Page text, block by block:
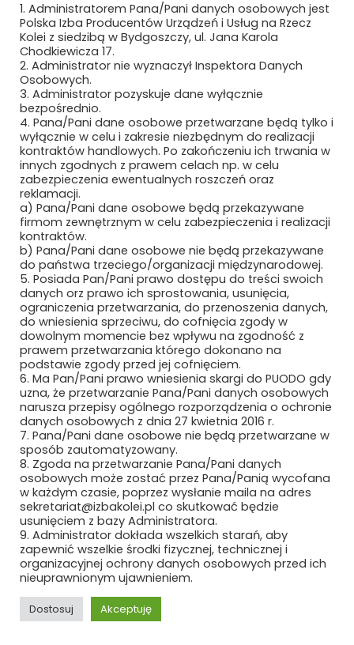
MAFELEC TEAM POLSKA SP. Z O.O.
MAK UBEZPIECZENIA SP. Z O.O.
MAŁE ŻURAWIE
MANKIEWICZ LAKIERY PRZEMYSŁOWE SP.
Z O.O. I S.K.
MASCORT USZCZELNIENIA
MAXIMUS PIOTR MAKSYMÓW
MAXTO TECHNOLOGY SPÓŁKA Z O.O.
MCMET SP. Z O.O.
MCPOLSKA.PL SP. Z O.O. SP.K.
MEDCOM SP. Z O.O.
METEOR EWA WIECZOREK
MIAMI TOMASZ ZAWADZKI SP. Z O.O.
MIDURA GROUP SP. Z O.O.
MIĘDZYNARODOWE TARGI POZNAŃSKIE
SP. Z O.O.
MIKRONIKA SP. Z O.O.
MILLENNIUM LEASING SP. Z O.O.
MK SEATS SP. Z O.O.
1. Administratorem Pana/Pani danych osobowych jest
Polska Izba Producentów Urządzeń i Usług na Rzecz
Kolei z siedzibą w Bydgoszczy, ul. Jana Karola
Chodkiewicza 17.
2. Administrator nie wyznaczył Inspektora Danych
Osobowych.
3. Administrator pozyskuje dane wyłącznie
bezpośrednio.
4. Pana/Pani dane osobowe przetwarzane będą tylko i
wyłącznie w celu i zakresie niezbędnym do realizacji
kontraktów handlowych. Po zakończeniu ich trwania w
innych zgodnych z prawem celach np. w celu
zabezpieczenia ewentualnych roszczeń oraz
reklamacji.
a) Pana/Pani dane osobowe będą przekazywane
firmom zewnętrznym w celu zabezpieczenia i realizacji
kontraktów.
b) Pana/Pani dane osobowe nie będą przekazywane
do państwa trzeciego/organizacji międzynarodowej.
5. Posiada Pan/Pani prawo dostępu do treści swoich
danych orz prawo ich sprostowania, usunięcia,
ograniczenia przetwarzania, do przenoszenia danych,
do wniesienia sprzeciwu, do cofnięcia zgody w
dowolnym momencie bez wpływu na zgodność z
prawem przetwarzania którego dokonano na
podstawie zgody przed jej cofnięciem.
6. Ma Pan/Pani prawo wniesienia skargi do PUODO gdy
uzna, że przetwarzanie Pana/Pani danych osobowych
narusza przepisy ogólnego rozporządzenia o ochronie
danych osobowych z dnia 27 kwietnia 2016 r.
7. Pana/Pani dane osobowe nie będą przetwarzane w
sposób zautomatyzowany.
8. Zgoda na przetwarzanie Pana/Pani danych
osobowych może zostać przez Pana/Panią wycofana
w każdym czasie, poprzez wysłanie maila na adres
sekretariat@izbakolei.pl co skutkować będzie
usunięciem z bazy Administratora.
9. Administrator dokłada wszelkich starań, aby
zapewnić wszelkie środki fizycznej, technicznej i
organizacyjnej ochrony danych osobowych przed ich
nieuprawnionym ujawnieniem.
Dostosuj Akceptuję